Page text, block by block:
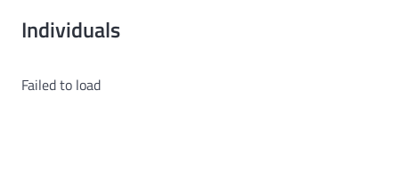
Individuals
Failed to load